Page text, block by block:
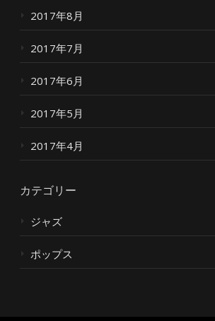
2017年8月
2017年7月
2017年6月
2017年5月
2017年4月
カテゴリー
ジャズ
ポップス